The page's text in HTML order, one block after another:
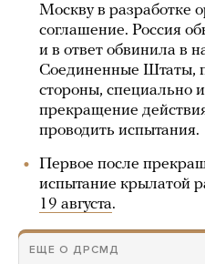
Москву в разработке
соглашение. Россия
и в ответ обвинила в
Соединенные Штаты,
стороны, специально
прекращение
проводить испытания.
Первое после
испытание крылатой
19 августа.
ЕЩЕ О ДРСМД